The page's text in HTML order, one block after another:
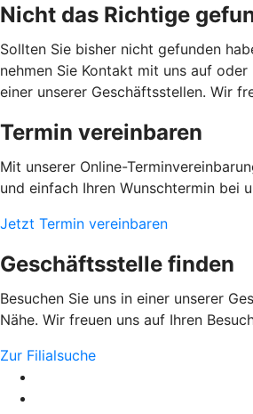
Nicht das Richtige
Sollten Sie bisher nicht gefunden
nehmen Sie Kontakt mit uns auf oder
einer unserer Geschäftsstellen. Wir
Termin vereinbaren
Mit unserer Online-
und einfach Ihren Wunschtermin bei
Jetzt Termin vereinbaren
Geschäftsstelle finden
Besuchen Sie uns in einer unserer
Nähe. Wir freuen uns auf Ihren
Zur Filialsuche